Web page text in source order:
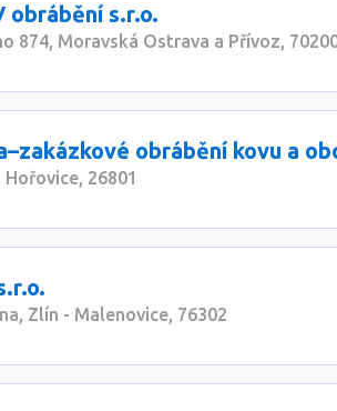
obrábění s.r.o.
874, Moravská Ostrava a Přívoz,
obrábění kovu a
26801
Zlín - Malenovice, 76302